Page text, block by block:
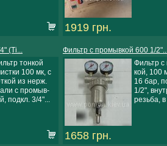
1919 грн.
(Ti...
тонкой
100 мк, с
из нерж.
с промыв-
подкл. 3/4"...
Фильтр с промывкой 600 1/2"...
Фильтр
кой, 100
16 бар,
1/2",
резьба,
1658 грн.